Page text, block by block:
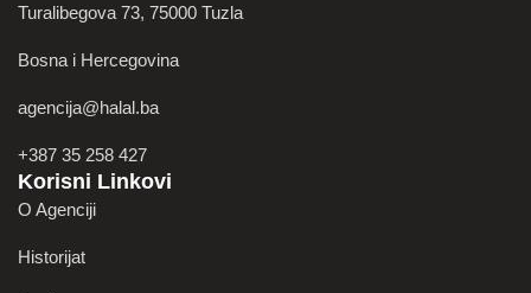
Turalibegova 73, 75000 Tuzla
Bosna i Hercegovina
agencija@halal.ba
+387 35 258 427
Korisni Linkovi
O Agenciji
Historijat